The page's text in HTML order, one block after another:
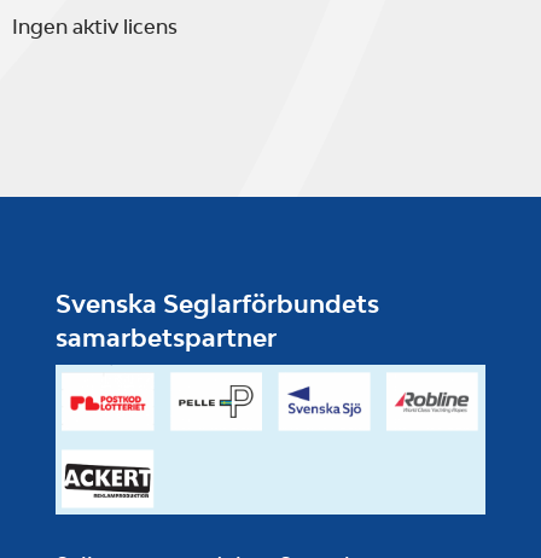
Ingen aktiv licens
Svenska Seglarförbundets
samarbetspartner